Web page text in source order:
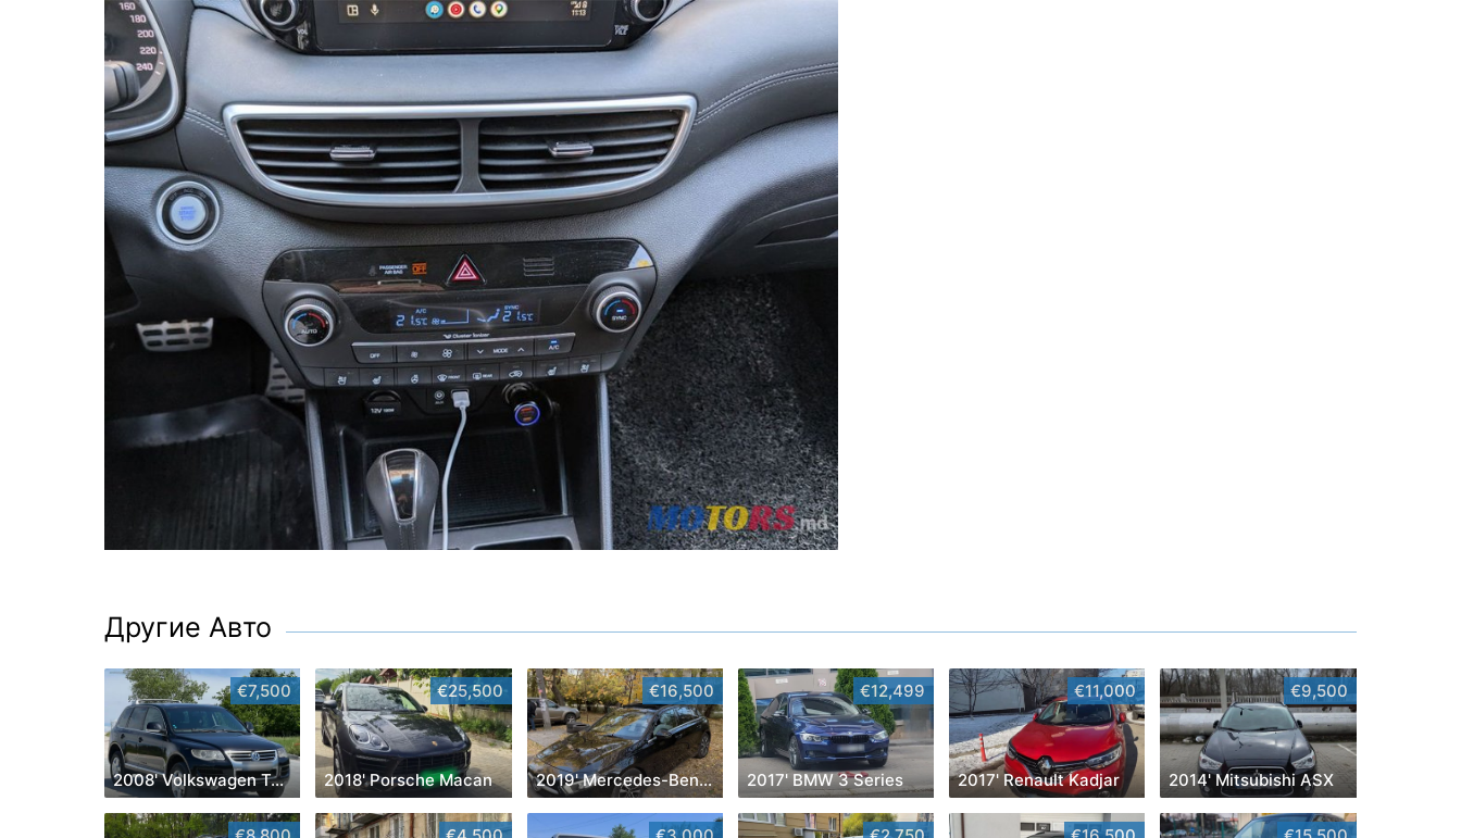
Другие Авто
€7,500
2008' Volkswagen Touareg
€25,500
2018' Porsche Macan
€16,500
2019' Mercedes-Benz A-Class
€12,499
2017' BMW 3 Series
€11,000
2017' Renault Kadjar
€9,500
2014' Mitsubishi ASX